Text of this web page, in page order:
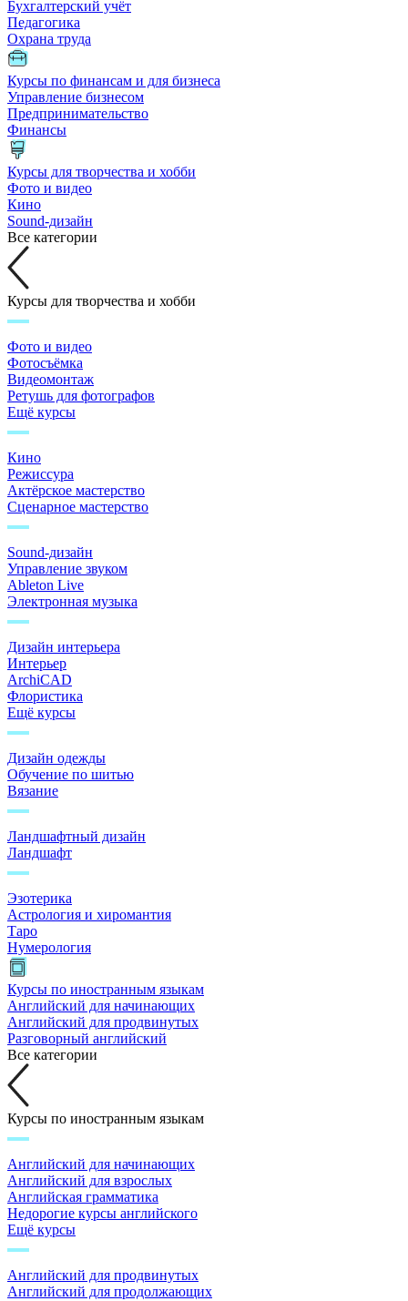
Бухгалтерский учёт
Педагогика
Охрана труда
Курсы по финансам и для бизнеса
Управление бизнесом
Предпринимательство
Финансы
Курсы для творчества и хобби
Фото и видео
Кино
Sound-дизайн
Все категории
Курсы для творчества и хобби
Фото и видео
Фотосъёмка
Видеомонтаж
Ретушь для фотографов
Ещё курсы
Кино
Режиссура
Актёрское мастерство
Сценарное мастерство
Sound-дизайн
Управление звуком
Ableton Live
Электронная музыка
Дизайн интерьера
Интерьер
ArchiCAD
Флористика
Ещё курсы
Дизайн одежды
Обучение по шитью
Вязание
Ландшафтный дизайн
Ландшафт
Эзотерика
Астрология и хиромантия
Таро
Нумерология
Курсы по иностранным языкам
Английский для начинающих
Английский для продвинутых
Разговорный английский
Все категории
Курсы по иностранным языкам
Английский для начинающих
Английский для взрослых
Английская грамматика
Недорогие курсы английского
Ещё курсы
Английский для продвинутых
Английский для продолжающих